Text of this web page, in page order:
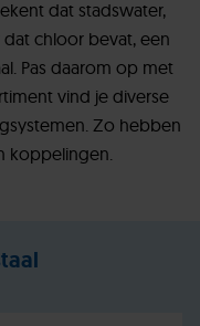
dat stadswater,
chloor bevat, een
Pas daarom op met
vind je diverse
Zo hebben
koppelingen.